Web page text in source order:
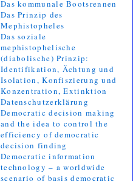
Das kommunale Bootsrennen
Das Prinzip des
Mephistopheles
Das soziale
mephistophelische
(diabolische) Prinzip:
Identifikation, Ächtung und
Isolation, Konfiszierung und
Konzentration, Extinktion
Datenschutzerklärung
Democratic decision making
and the idea to control the
efficiency of democratic
decision finding
Democratic information
technology – a worldwide
scenario of basis democratic